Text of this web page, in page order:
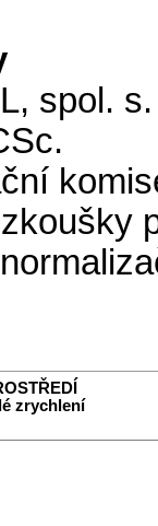
spol.
zrychlení